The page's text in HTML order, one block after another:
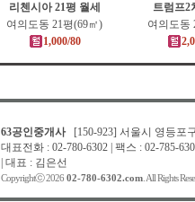
리첸시아 21평 월세
여의도동 21평(69㎡)
1,000/80
트럼프2
여의도동
63공인중개사[150-923] 서울시 영등포
대표전화 : 02-780-6302 | 팩스 : 02-785-
| 대표 : 김은선
Copyrightⓒ 2026 02-780-6302.com. All Rights